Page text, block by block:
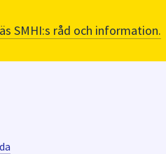
SMHI:s råd och information.